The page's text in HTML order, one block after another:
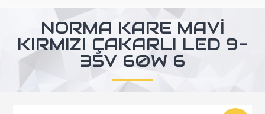
NORMA KARE MAVI
KIRMIZI ÇAKARLI LED 9-
35V 60W 6